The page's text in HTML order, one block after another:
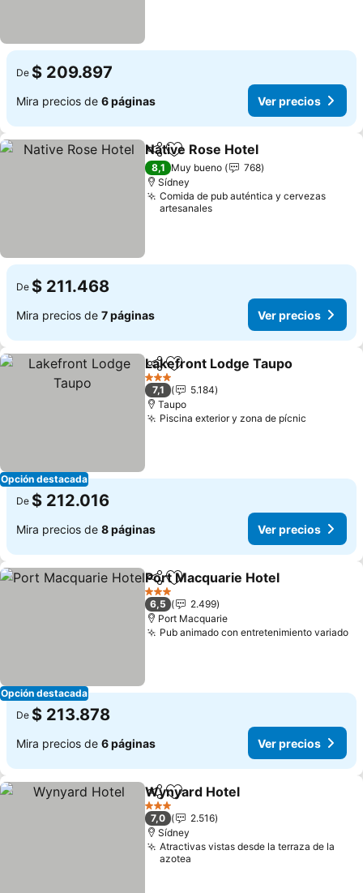
De $ 209.897
Mira precios de 6 páginas Ver precios
CompartirAgregar a favoritos
Native Rose Hotel
8,1 Muy bueno
768
Sídney
Comida de pub auténtica y cervezas
artesanales
De $ 211.468
Mira precios de 7 páginas Ver precios
Opción destacada
CompartirAgregar a favoritos
Lakefront Lodge Taupo
3 Estrellas
7,1
5.184
Taupo
Piscina exterior y zona de pícnic
De $ 212.016
Mira precios de 8 páginas Ver precios
Opción destacada
CompartirAgregar a favoritos
Port Macquarie Hotel
3 Estrellas
6,5
2.499
Port Macquarie
Pub animado con entretenimiento variado
De $ 213.878
Mira precios de 6 páginas Ver precios
CompartirAgregar a favoritos
Wynyard Hotel
3 Estrellas
7,0
2.516
Sídney
Atractivas vistas desde la terraza de la
azotea